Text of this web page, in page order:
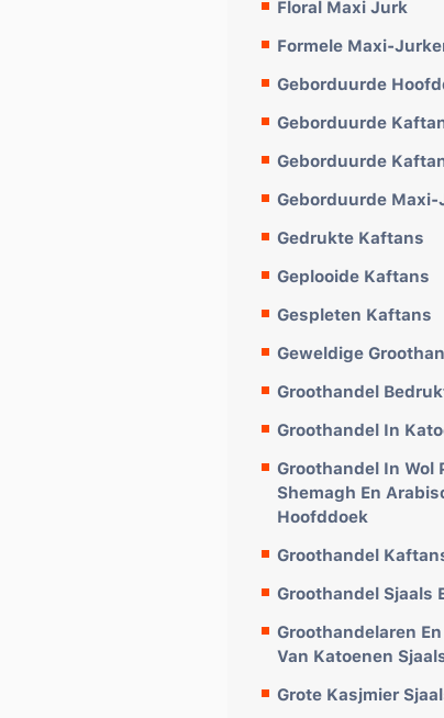
Floral Maxi Jurk
Formele Maxi-
Geborduurde
Geborduurde
Geborduurde
Geborduurde
Gedrukte Kaftans
Geplooide Kaftans
Gespleten Kaftans
Geweldige
Groothandel
Groothandel In
Groothandel In Wol
Shemagh En
Hoofddoek
Groothandel
Groothandel Sjaals
Groothandelaren
Van Katoenen
Grote Kasjmier